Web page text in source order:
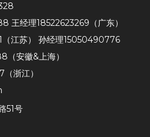
王经理18522623269（广东）
江苏） 孙经理15050490776
安徽&上海）
浙江）
51号